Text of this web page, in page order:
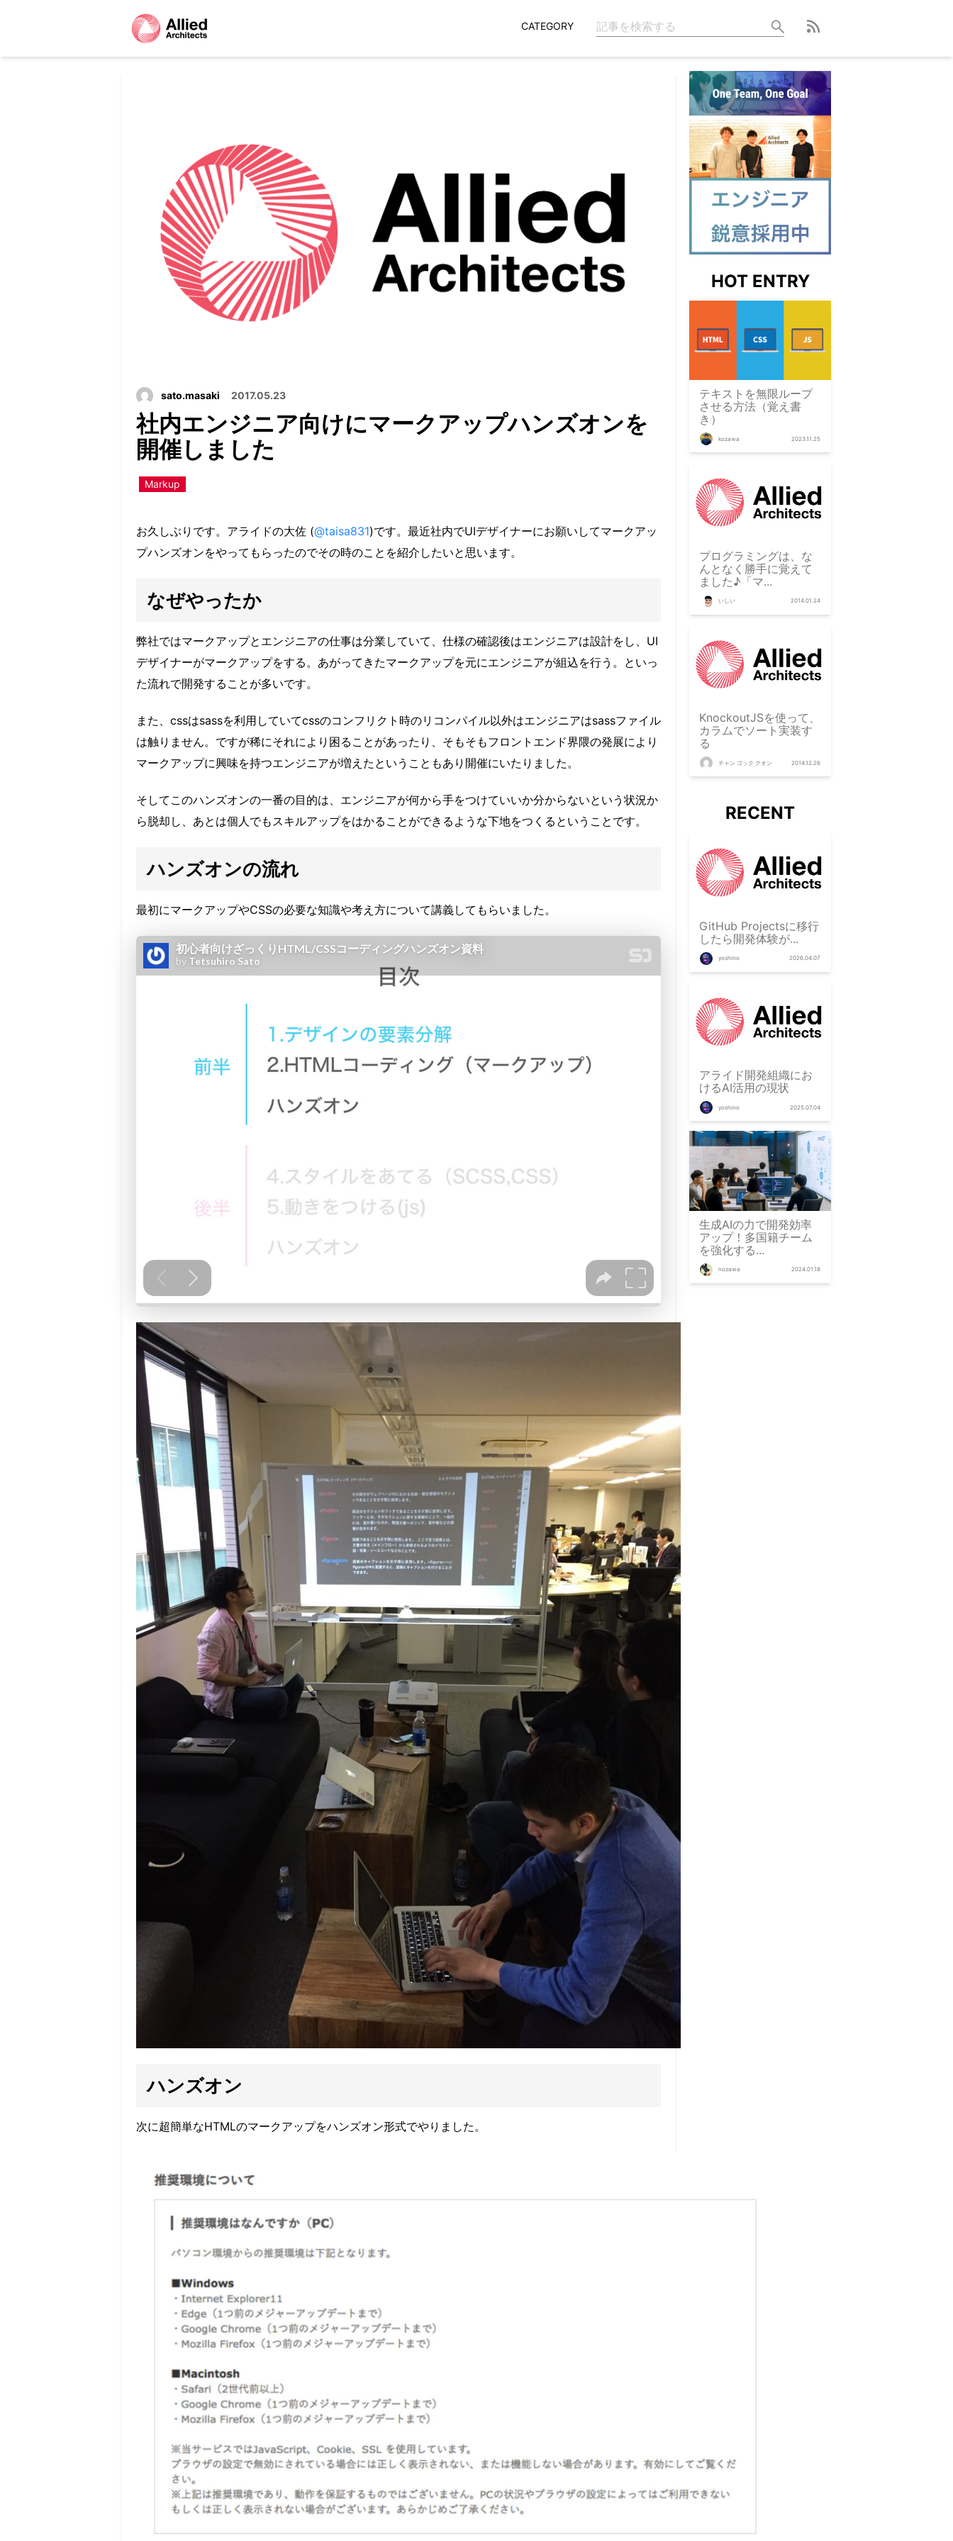
CATEGORY
sato.masaki 2017.05.23
社内エンジニア向けにマークアップハンズオンを
開催しました
Markup
お久しぶりです。アライドの大佐 (@taisa831)です。最近社内でUIデザイナーにお願いしてマークアッ
プハンズオンをやってもらったのでその時のことを紹介したいと思います。
なぜやったか
弊社ではマークアップとエンジニアの仕事は分業していて、仕様の確認後はエンジニアは設計をし、UI
デザイナーがマークアップをする。あがってきたマークアップを元にエンジニアが組込を行う。といっ
た流れで開発することが多いです。
また、cssはsassを利用していてcssのコンフリクト時のリコンパイル以外はエンジニアはsassファイル
は触りません。ですが稀にそれにより困ることがあったり、そもそもフロントエンド界隈の発展により
マークアップに興味を持つエンジニアが増えたということもあり開催にいたりました。
そしてこのハンズオンの一番の目的は、エンジニアが何から手をつけていいか分からないという状況か
ら脱却し、あとは個人でもスキルアップをはかることができるような下地をつくるということです。
ハンズオンの流れ
最初にマークアップやCSSの必要な知識や考え方について講義してもらいました。
ハンズオン
次に超簡単なHTMLのマークアップをハンズオン形式でやりました。
HOT ENTRY
テキストを無限ループ
させる方法（覚え書
き）
kozawa 2023.11.25
プログラミングは、な
んとなく勝手に覚えて
ました♪「マ...
いしい 2014.01.24
KnockoutJSを使って、
カラムでソート実装す
る
チャン ゴック クオン 2014.12.26
RECENT
GitHub Projectsに移行
したら開発体験が...
yoshino 2026.04.07
アライド開発組織にお
けるAI活用の現状
yoshino 2025.07.04
生成AIの力で開発効率
アップ！多国籍チーム
を強化する...
nozawa 2024.01.18